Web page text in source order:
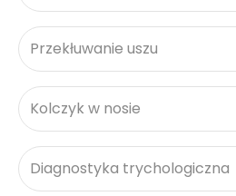
Przekłuwanie uszu
Kolczyk w nosie
Diagnostyka trychologiczna